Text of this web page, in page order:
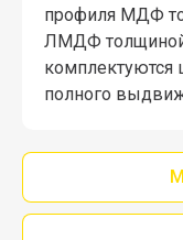
профиля МДФ
ЛМДФ
полного